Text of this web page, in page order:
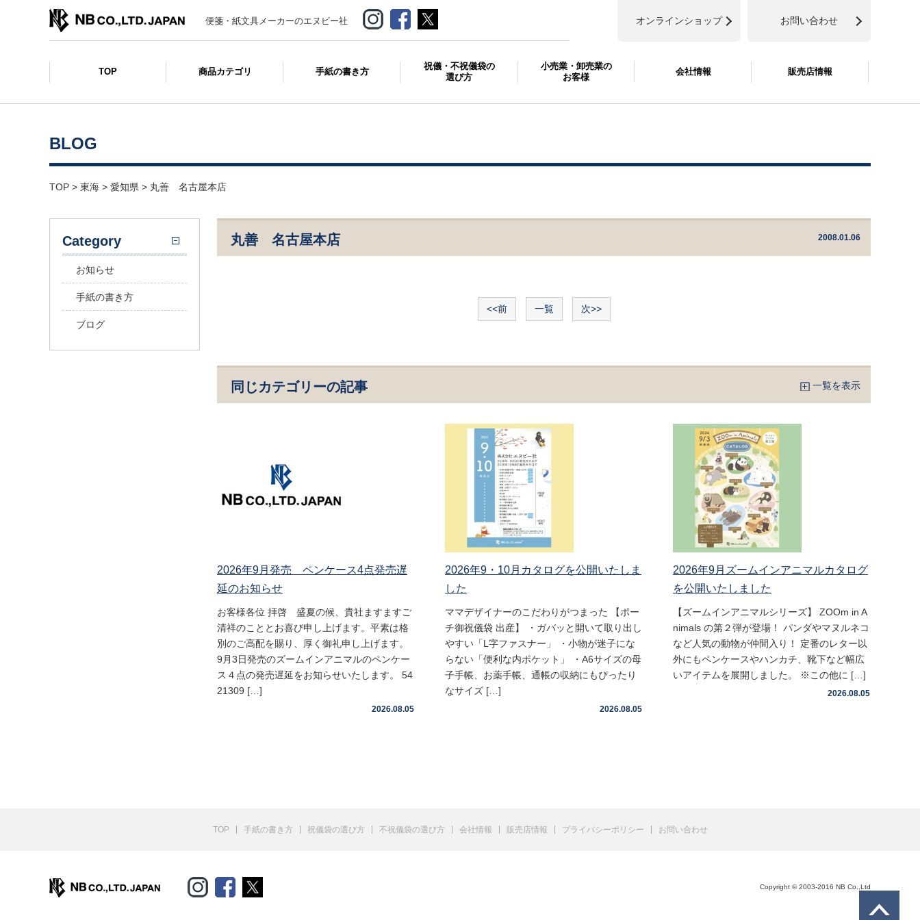
便箋・紙文具メーカーのエヌビー社 お問い合わせ
オンラインショップ
TOP 商品カテゴリ 手紙の書き方
祝儀・不祝儀袋の
選び方
小売業・卸売業の
お客様
会社情報 販売店情報
BLOG
TOP > 東海 > 愛知県 > 丸善 名古屋本店
丸善 名古屋本店 2008.01.06
<<前 一覧 次>>
同じカテゴリーの記事 一覧を表示
2026年9月発売 ペンケース4点発売遅
延のお知らせ
お客様各位 拝啓 盛夏の候、貴社ますますご
清祥のこととお喜び申し上げます。平素は格
別のご高配を賜り、厚く御礼申し上げます。
9月3日発売のズームインアニマルのペンケー
ス４点の発売遅延をお知らせいたします。 54
21309 […]
2026.08.05
2026年9・10月カタログを公開いたしま
した
ママデザイナーのこだわりがつまった 【ポー
チ御祝儀袋 出産】 ・ガバッと開いて取り出し
やすい「L字ファスナー」 ・小物が迷子にな
らない「便利な内ポケット」 ・A6サイズの母
子手帳、お薬手帳、通帳の収納にもぴったり
なサイズ […]
2026.08.05
2026年9月ズームインアニマルカタログ
を公開いたしました
【ズームインアニマルシリーズ】 ZOOm in A
nimals の第２弾が登場！ パンダやマヌルネコ
など人気の動物が仲間入り！ 定番のレター以
外にもペンケースやハンカチ、靴下など幅広
いアイテムを展開しました。 ※この他に […]
2026.08.05
Category
お知らせ
手紙の書き方
ブログ
TOP 手紙の書き方 祝儀袋の選び方 不祝儀袋の選び方 会社情報 販売店情報 プライバシーポリシー お問い合わせ
Copyright © 2003-2016 NB Co.,Ltd